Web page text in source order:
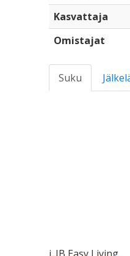
Kasvattaja
Omistajat
Suku